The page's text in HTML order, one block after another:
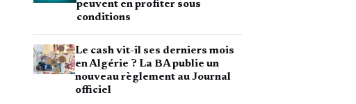
peuvent en profiter sous
conditions
Le cash vit-il ses derniers mois
en Algérie ? La BA publie un
nouveau règlement au Journal
officiel